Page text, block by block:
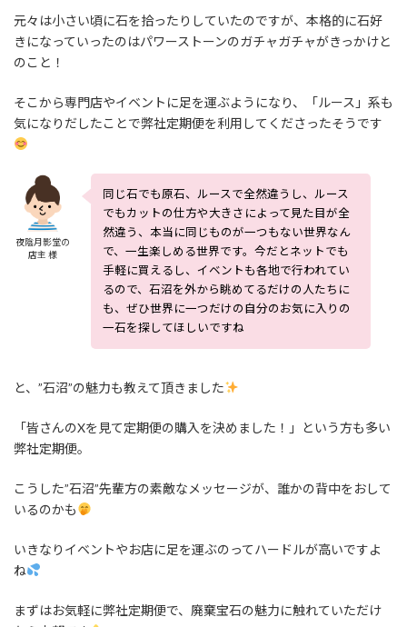
元々は小さい頃に石を拾ったりしていたのですが、本格的に石好
きになっていったのはパワーストーンのガチャガチャがきっかけと
のこと！
そこから専門店やイベントに足を運ぶようになり、「ルース」系も
気になりだしたことで弊社定期便を利用してくださったそうです
夜陰月影堂の
店主 様
同じ石でも原石、ルースで全然違うし、ルース
でもカットの仕方や大きさによって見た目が全
然違う、本当に同じものが一つもない世界なん
で、一生楽しめる世界です。今だとネットでも
手軽に買えるし、イベントも各地で行われてい
るので、石沼を外から眺めてるだけの人たちに
も、ぜひ世界に一つだけの自分のお気に入りの
一石を探してほしいですね
と、”石沼”の魅力も教えて頂きました
「皆さんのXを見て定期便の購入を決めました！」という方も多い
弊社定期便。
こうした”石沼”先輩方の素敵なメッセージが、誰かの背中をおして
いるのかも
いきなりイベントやお店に足を運ぶのってハードルが高いですよ
ね
まずはお気軽に弊社定期便で、廃棄宝石の魅力に触れていただけ